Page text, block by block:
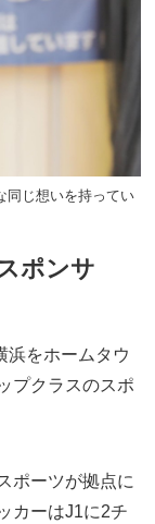
同じ想いを持ってい
ポンサ
浜をホームタウ
プクラスのスポ
ポーツが拠点に
カーはJ1に2チ